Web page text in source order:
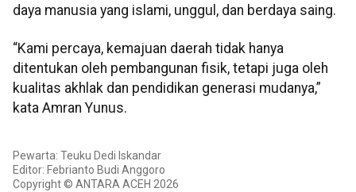
daya manusia yang islami, unggul, dan berdaya saing.
“Kami percaya, kemajuan daerah tidak hanya
ditentukan oleh pembangunan fisik, tetapi juga oleh
kualitas akhlak dan pendidikan generasi mudanya,”
kata Amran Yunus.
Pewarta: Teuku Dedi Iskandar
Editor: Febrianto Budi Anggoro
Copyright © ANTARA ACEH 2026